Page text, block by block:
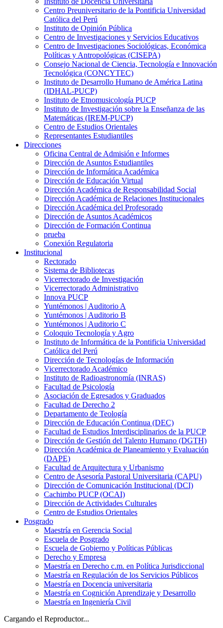
Centro Preuniversitario de la Pontificia Universidad
Católica del Perú
Instituto de Opinión Pública
Centro de Investigaciones y Servicios Educativos
Centro de Investigaciones Sociológicas, Económica
Políticas y Antropológicas (CISEPA)
Consejo Nacional de Ciencia, Tecnología e Innovación
Tecnológica (CONCYTEC)
Instituto de Desarrollo Humano de América Latina
(IDHAL-PUCP)
Instituto de Etnomusicología PUCP
Instituto de Investigación sobre la Enseñanza de las
Matemáticas (IREM-PUCP)
Centro de Estudios Orientales
Representantes Estudiantiles
Direcciones
Oficina Central de Admisión e Informes
Dirección de Asuntos Estudiantiles
Dirección de Informática Académica
Dirección de Educación Virtual
Dirección Académica de Responsabilidad Social
Dirección Académica de Relaciones Institucionales
Dirección Académica del Profesorado
Dirección de Asuntos Académicos
Dirección de Formación Continua
prueba
Conexión Regulatoria
Institucional
Rectorado
Sistema de Bibliotecas
Vicerrectorado de Investigación
Vicerrectorado Administrativo
Innova PUCP
Yuntémonos | Auditorio A
Yuntémonos | Auditorio B
Yuntémonos | Auditorio C
Coloquio Tecnología y Agro
Instituto de Informática de la Pontificia Universidad
Católica del Perú
Dirección de Tecnologías de Información
Vicerrectorado Académico
Instituto de Radioastronomía (INRAS)
Facultad de Psicología
Asociación de Egresados y Graduados
Facultad de Derecho 2
Departamento de Teología
Dirección de Educación Continua (DEC)
Facultad de Estudios Interdisciplinarios de la PUCP
Dirección de Gestión del Talento Humano (DGTH)
Dirección Académica de Planeamiento y Evaluación
(DAPE)
Facultad de Arquitectura y Urbanismo
Centro de Asesoría Pastoral Universitaria (CAPU)
Dirección de Comunicación Institucional (DCI)
Cachimbo PUCP (OCAI)
Dirección de Actividades Culturales
Centro de Estudios Orientales
Posgrado
Maestría en Gerencia Social
Escuela de Posgrado
Escuela de Gobierno y Políticas Públicas
Derecho y Empresa
Maestría en Derecho c.m. en Política Jurisdiccional
Maestría en Regulación de los Servicios Públicos
Maestría en Docencia universitaria
Maestría en Cognición Aprendizaje y Desarrollo
Maestría en Ingeniería Civil
Cargando el Reproductor...